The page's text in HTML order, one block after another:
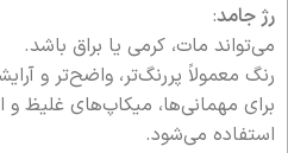
رژ جامد:
می‌تواند مات، کرمی یا براق باشد.
رنگ معمولاً پررنگ‌تر، واضح‌تر و
برای مهمانی‌ها، میکاپ‌های غلیظ
استفاده می‌شود.